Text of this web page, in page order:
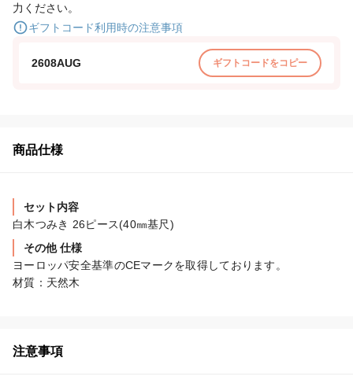
力ください。
ギフトコード利用時の注意事項
2608AUG ギフトコードをコピー
商品仕様
セット内容
白木つみき 26ピース(40㎜基尺)
その他 仕様
ヨーロッパ安全基準のCEマークを取得しております。
材質：天然木
注意事項